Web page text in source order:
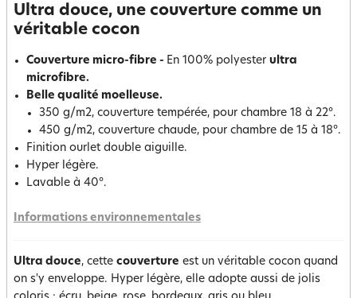
Ultra douce, une couverture comme un
véritable cocon
Couverture micro-fibre - En 100% polyester ultra
microfibre.
Belle qualité moelleuse.
350 g/m2, couverture tempérée, pour chambre 18 à 22°.
450 g/m2, couverture chaude, pour chambre de 15 à 18°.
Finition ourlet double aiguille.
Hyper légère.
Lavable à 40°.
Informations environnementales
Ultra douce, cette couverture est un véritable cocon quand
on s'y enveloppe. Hyper légère, elle adopte aussi de jolis